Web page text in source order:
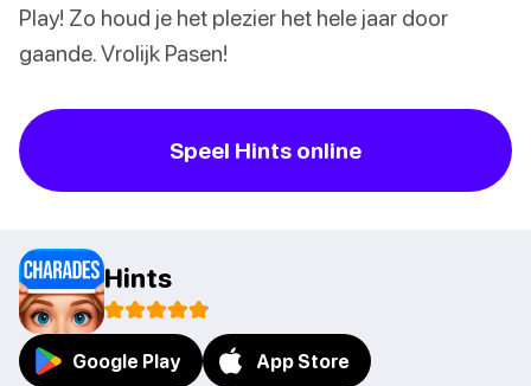
Play! Zo houd je het plezier het hele jaar door
gaande. Vrolijk Pasen!
Speel Hints online
Hints
Google Play App Store